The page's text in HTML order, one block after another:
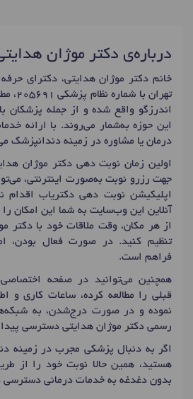
درباره‌ی دکتر موژان
خانم دکتر موژان هدایتی، دکترای
تهران
اندرزگو واقع شده و از جمله پزشکان
این حوزه به‌شمار می‌روند. با ارائه
درمان یا مشاوره در زمینه دندانپزشک
اولین زمان نوبت دهی دکتر موژان
جهت رزرو نوبت به‌صورت اینترنتی،
اپلیکیشن نوبت دهی دکتریاب اقدام
آنلاین این وب‌سایت به شما این امکان
از هر مکان، وقت ملاقات خود با دکتر
تنظیم کنید. در صورت فعال بودن،
فراهم است.
همچنین می‌توانید در صفحه اختصاصی
قبلی را مطالعه کرده، ساعات کاری و
نموده و در صورت درج‌شدن، به
رسمی دکتر موژان هدایتی دسترسی پیدا
اگر به دنبال پزشکی مجرب در زمینه
هستید، همین حالا نوبت خود را از
بدون دغدغه به خدمات درمانی دسترسی